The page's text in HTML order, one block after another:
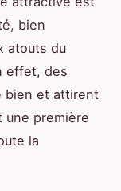
bien
atouts du
effet, des
bien et attirent
une première
la